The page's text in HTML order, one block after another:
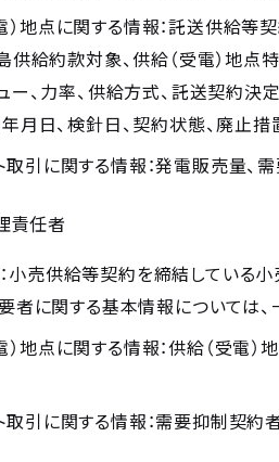
）地点に関する情報：託送供給
供給約款対象、供給（受電）地
ー、力率、供給方式、託送契約決
月日、検針日、契約状態、廃止措
取引に関する情報：発電販売量、
責任者
小売供給等契約を締結している
者に関する基本情報については、
）地点に関する情報：供給（受電
取引に関する情報：需要抑制契約